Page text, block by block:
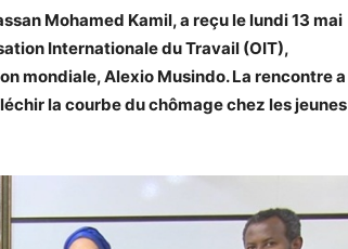
Mohamed Kamil, a reçu le lundi 13 mai
Internationale du Travail (OIT),
mondiale, Alexio Musindo. La rencontre a
la courbe du chômage chez les jeunes